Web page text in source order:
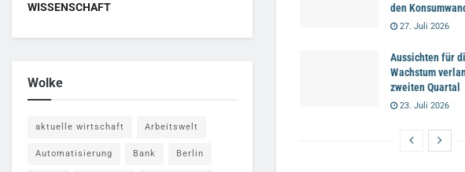
den
27. Juli 2026
Aussichten für
Wachstum
zweiten Quartal
23. Juli 2026
WISSENSCHAFT
Wolke
aktuelle wirtschaft Arbeitswelt
Automatisierung Bank Berlin